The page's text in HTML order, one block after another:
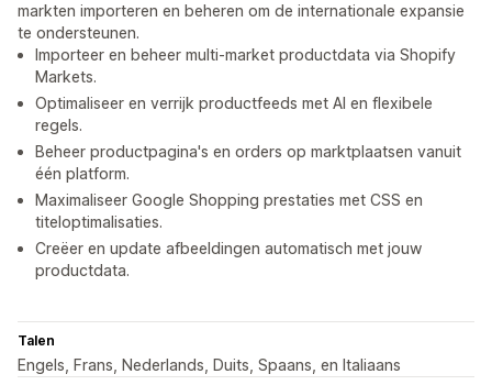
markten importeren en beheren om de internationale expansie
te ondersteunen.
Importeer en beheer multi-market productdata via Shopify
Markets.
Optimaliseer en verrijk productfeeds met AI en flexibele
regels.
Beheer productpagina's en orders op marktplaatsen vanuit
één platform.
Maximaliseer Google Shopping prestaties met CSS en
titeloptimalisaties.
Creëer en update afbeeldingen automatisch met jouw
productdata.
Talen
Engels, Frans, Nederlands, Duits, Spaans, en Italiaans